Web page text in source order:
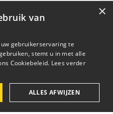
woning met
×
van
gebruikerservaring te
stemt u in met alle
Cookiebeleid. Lees verder
ALLES AFWIJZEN